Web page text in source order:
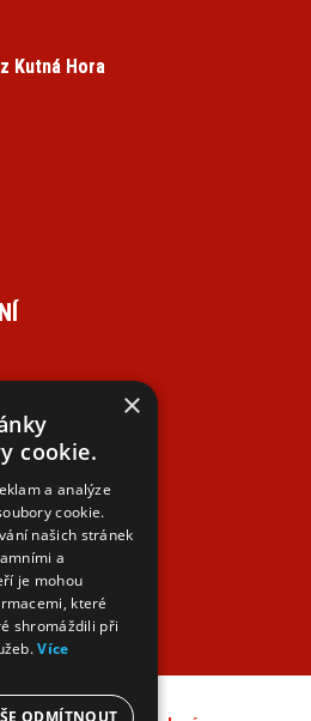
Kutná Hora
SÍTÍCH
×
cookie.
a analýze
cookie.
našich stránek
a
je mohou
které
shromáždili při
Více
ODMÍTNOUT